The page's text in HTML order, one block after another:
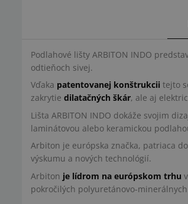
Podlahové lišty ARBITON INDO
odtieňoch sivej.
Vďaka patentovanej konštrukcii tejto
zakrytie dilatačných škár, ale aj
Lišta ARBITON INDO dokáže svojim
laminátovou alebo keramickou
Arbiton je európska značka, patriaca
výskumu a nových technológií.
Arbiton je lídrom na európskom trhu
pokročilých polyuretánovo-